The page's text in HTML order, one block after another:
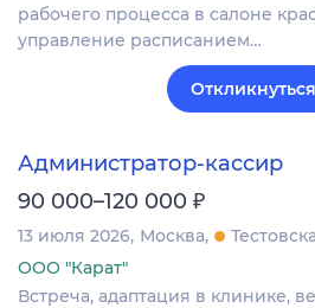
рабочего процесса в салоне
управление расписанием…
Откликнуться
Администратор-кассир
90 000–120 000 ₽
13 июля 2026 Москва
ООО "Карат"
Встреча, адаптация в клинике,